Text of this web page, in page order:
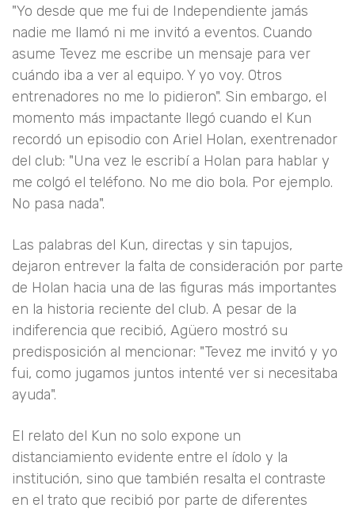
"Yo desde que me fui de Independiente jamás
nadie me llamó ni me invitó a eventos. Cuando
asume Tevez me escribe un mensaje para ver
cuándo iba a ver al equipo. Y yo voy. Otros
entrenadores no me lo pidieron". Sin embargo, el
momento más impactante llegó cuando el Kun
recordó un episodio con Ariel Holan, exentrenador
del club: "Una vez le escribí a Holan para hablar y
me colgó el teléfono. No me dio bola. Por ejemplo.
No pasa nada".
Las palabras del Kun, directas y sin tapujos,
dejaron entrever la falta de consideración por parte
de Holan hacia una de las figuras más importantes
en la historia reciente del club. A pesar de la
indiferencia que recibió, Agüero mostró su
predisposición al mencionar: "Tevez me invitó y yo
fui, como jugamos juntos intenté ver si necesitaba
ayuda".
El relato del Kun no solo expone un
distanciamiento evidente entre el ídolo y la
institución, sino que también resalta el contraste
en el trato que recibió por parte de diferentes